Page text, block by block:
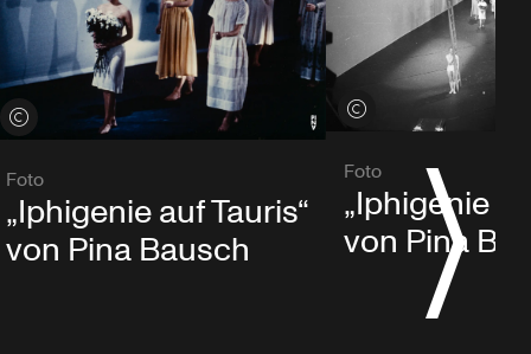
Credits öffnen
Foto
„Iphigenie auf Tauris“
von Pina Bausch
Credits öffnen
Foto
„Iphigenie
von Pina